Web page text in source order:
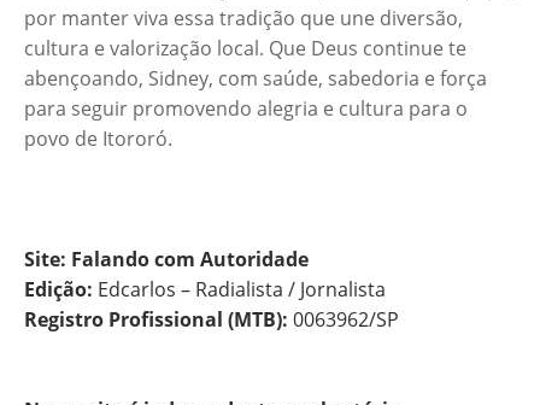
por manter viva essa tradição que une diversão,
cultura e valorização local. Que Deus continue te
abençoando, Sidney, com saúde, sabedoria e força
para seguir promovendo alegria e cultura para o
povo de Itororó.
Site: Falando com Autoridade
Edição: Edcarlos – Radialista / Jornalista
Registro Profissional (MTB): 0063962/SP